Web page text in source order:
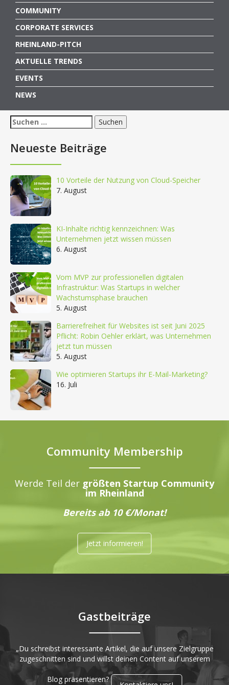
COMMUNITY
CORPORATE SERVICES
RHEINLAND-PITCH
AKTUELLE TRENDS
EVENTS
NEWS
Suchen
nach:
Neueste Beiträge
10 Vorteile der Nutzung von Cloud-Speicher
7. August
KI-Inhalte richtig kennzeichnen: Was
Unternehmen jetzt wissen müssen
6. August
Vom MVP zur professionellen digitalen
Infrastruktur: Was Startups in welcher
Wachstumsphase brauchen
5. August
Barrierefreiheit für Websites ist seit Juni 2025
Pflicht: Robin Oehler erklärt, was Unternehmen
jetzt tun müssen
5. August
Wie optimieren Startups ihr E-Mail-Marketing?
16. Juli
Community Membership
Werde Teil der größten Startup Community
im Rheinland
Bereits ab 10 €/Monat!
Jetzt informieren!
Gastbeiträge
„Du schreibst interessante Artikel, die auf unsere Zielgruppe
zugeschnitten sind und willst deinen Content auf unserem
Blog präsentieren?